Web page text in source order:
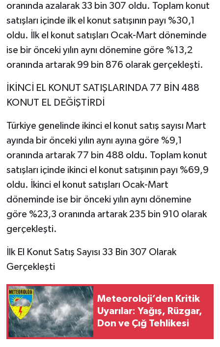
oranında azalarak 33 bin 307 oldu. Toplam konut
satışları içinde ilk el konut satışının payı %30,1
oldu. İlk el konut satışları Ocak-Mart döneminde
ise bir önceki yılın aynı dönemine göre %13,2
oranında artarak 99 bin 876 olarak gerçekleşti.
İKİNCİ EL KONUT SATIŞLARINDA 77 BİN 488
KONUT EL DEĞİŞTİRDİ
Türkiye genelinde ikinci el konut satış sayısı Mart
ayında bir önceki yılın aynı ayına göre %9,1
oranında artarak 77 bin 488 oldu. Toplam konut
satışları içinde ikinci el konut satışının payı %69,9
oldu. İkinci el konut satışları Ocak-Mart
döneminde ise bir önceki yılın aynı dönemine
göre %23,3 oranında artarak 235 bin 910 olarak
gerçekleşti.
İlk El Konut Satış Sayısı 33 Bin 307 Olarak
Gerçekleşti
Meteoroloji’den Kritik
Uyarılar: Yağış, Rüzgar,
Don ve Çığ Tehlikesi